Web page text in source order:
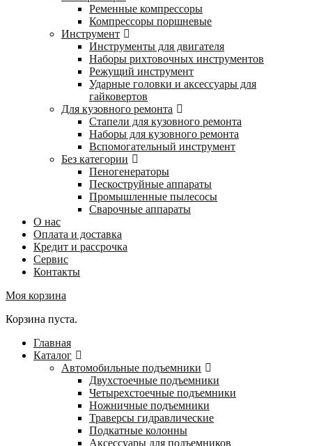
Ременные компрессоры
Компрессоры поршневые
Инструмент
Инструменты для двигателя
Наборы рихтовочных инструментов
Режущий инструмент
Ударные головки и аксессуары для
гайковертов
Для кузовного ремонта
Стапели для кузовного ремонта
Наборы для кузовного ремонта
Вспомогательный инструмент
Без категории
Пеногенераторы
Пескоструйные аппараты
Промышленные пылесосы
Сварочные аппараты
О нас
Оплата и доставка
Кредит и рассрочка
Сервис
Контакты
Моя корзина
Корзина пуста.
Главная
Каталог
Автомобильные подъемники
Двухстоечные подъемники
Четырехстоечные подъемники
Ножничные подъемники
Траверсы гидравлические
Подкатные колонны
Аксессуары для подъемников